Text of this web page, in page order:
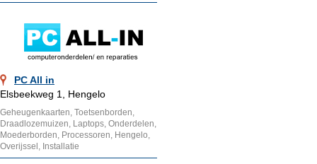
PC All in
Elsbeekweg 1, Hengelo
Geheugenkaarten, Toetsenborden,
Draadlozemuizen, Laptops, Onderdelen,
Moederborden, Processoren, Hengelo,
Overijssel, Installatie